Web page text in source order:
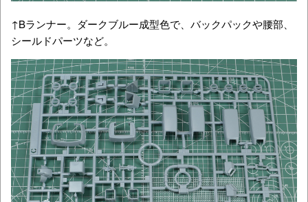
↑Bランナー。ダークブルー成型色で、バックパックや腰部、
シールドパーツなど。